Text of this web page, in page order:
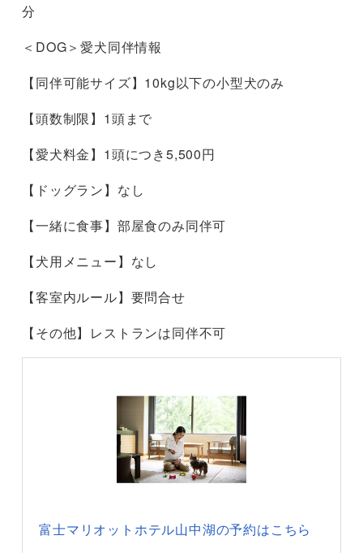
分
＜DOG＞愛犬同伴情報
【同伴可能サイズ】10kg以下の小型犬のみ
【頭数制限】1頭まで
【愛犬料金】1頭につき5,500円
【ドッグラン】なし
【一緒に食事】部屋食のみ同伴可
【犬用メニュー】なし
【客室内ルール】要問合せ
【その他】レストランは同伴不可
富士マリオットホテル山中湖の予約はこちら